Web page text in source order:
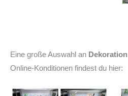
Eine große Auswahl an Dekoration
Online-Konditionen findest du hier: